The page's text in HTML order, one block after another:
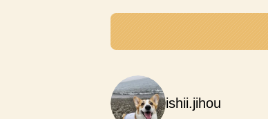
ishii.jihou